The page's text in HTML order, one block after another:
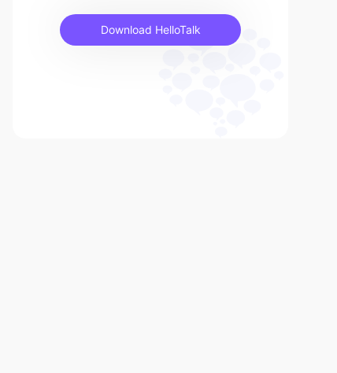
Download HelloTalk